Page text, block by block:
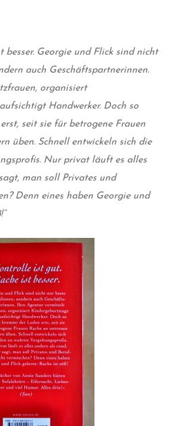
besser. Georgie und Flick sind nicht
auch Geschäftspartnerinnen.
organisiert
Handwerker. Doch so
seit sie für betrogene Frauen
üben. Schnell entwickeln sich die
Nur privat läuft es alles
man soll Privates und
Denn eines haben Georgie und